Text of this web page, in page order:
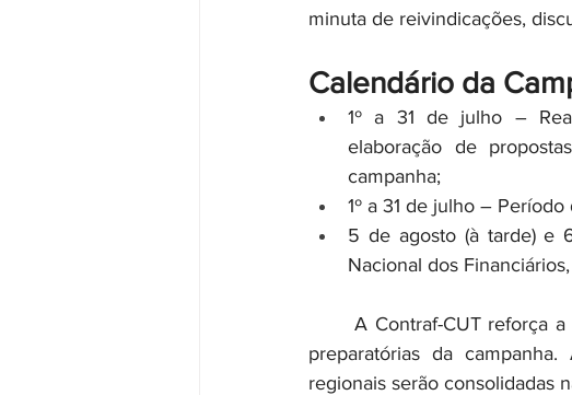
minuta de reivindicações,
Calendário da
1º a 31 de julho –
elaboração de
campanha;
1º a 31 de julho –
5 de agosto (à tarde) e
Nacional dos
preparatórias da
regionais serão consolidadas